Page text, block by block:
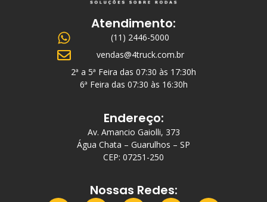
Atendimento:
(11) 2446-5000
vendas@4truck.com.br
2ª a 5ª Feira das 07:30 às 17:30h
6ª Feira das 07:30 às 16:30h
Endereço:
Av. Amancio Gaiolli, 373
Água Chata – Guarulhos – SP
CEP: 07251-250
Nossas Redes: